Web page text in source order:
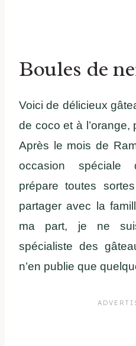
Boules de
Voici de délicieux
de coco et à l’orange,
Après le mois de
occasion spéciale
prépare toutes
partager avec la
ma part, je ne
spécialiste des
n’en publie que